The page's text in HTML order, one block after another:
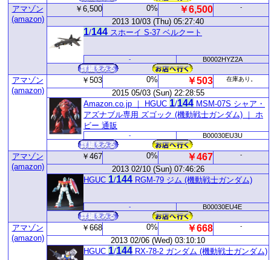
アマゾン
(amazon)
￥6,500 0% ￥6,500 -
2013 10/03 (Thu) 05:27:40
1/144 スホーイ S-37 ベルクート
- B0002HYZ2A
アマゾン
(amazon)
￥503 0% ￥503 在庫あり。
2015 05/03 (Sun) 22:28:55
Amazon.co.jp ｜ HGUC 1/144 MSM-07S シャア・
アズナブル専用 ズゴック (機動戦士ガンダム) ｜ ホ
ビー 通販
- B00030EU3U
アマゾン
(amazon)
￥467 0% ￥467 -
2013 02/10 (Sun) 07:46:26
HGUC 1/144 RGM-79 ジム (機動戦士ガンダム)
- B00030EU4E
アマゾン
(amazon)
￥668 0% ￥668 -
2013 02/06 (Wed) 03:10:10
HGUC 1/144 RX-78-2 ガンダム (機動戦士ガンダム)